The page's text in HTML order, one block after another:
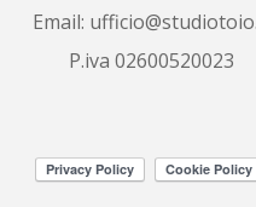
in...leggi tutto
Luca Siletti
Altre
Email:
P.iva 02600520023